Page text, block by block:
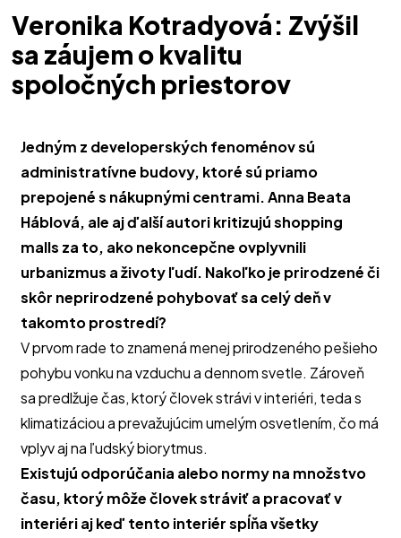
Veronika Kotradyová: Zvýšil
sa záujem o kvalitu
spoločných priestorov
Jedným z developerských fenoménov sú
administratívne budovy, ktoré sú priamo
prepojené s nákupnými centrami. Anna Beata
Háblová, ale aj ďalší autori kritizujú shopping
malls za to, ako nekoncepčne ovplyvnili
urbanizmus a životy ľudí. Nakoľko je prirodzené či
skôr neprirodzené pohybovať sa celý deň v
takomto prostredí?
V prvom rade to znamená menej prirodzeného pešieho
pohybu vonku na vzduchu a dennom svetle. Zároveň
sa predlžuje čas, ktorý človek strávi v interiéri, teda s
klimatizáciou a prevažujúcim umelým osvetlením, čo má
vplyv aj na ľudský biorytmus.
Existujú odporúčania alebo normy na množstvo
času, ktorý môže človek stráviť a pracovať v
interiéri aj keď tento interiér spĺňa všetky